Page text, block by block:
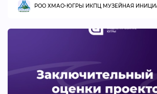
РОО ХМАО-ЮГРЫ ИКПЦ МУЗЕЙНАЯ